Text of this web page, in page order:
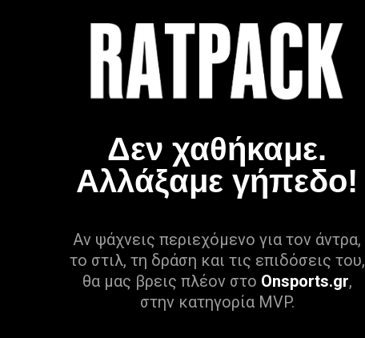
Δεν χαθήκαμε.
Αλλάξαμε γήπεδο!
Αν ψάχνεις περιεχόμενο για τον άντρα,
το στιλ, τη δράση και τις επιδόσεις του,
θα μας βρεις πλέον στο Onsports.gr,
στην κατηγορία MVP.